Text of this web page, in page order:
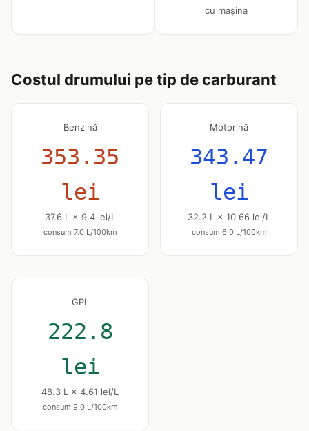
cu mașina
Costul drumului pe tip de carburant
Benzină
353.35
lei
37.6 L × 9.4 lei/L
consum 7.0 L/100km
Motorină
343.47
lei
32.2 L × 10.66 lei/L
consum 6.0 L/100km
GPL
222.8
lei
48.3 L × 4.61 lei/L
consum 9.0 L/100km